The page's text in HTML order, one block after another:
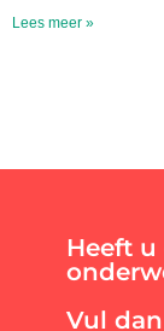
Lees meer »
Heeft u
Vul